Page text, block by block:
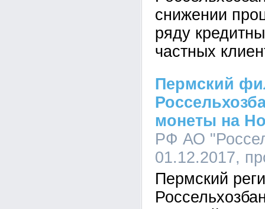
снижении
ряду
частных
Пермский
монеты на
РФ АО
01.12.2017,
Пермский